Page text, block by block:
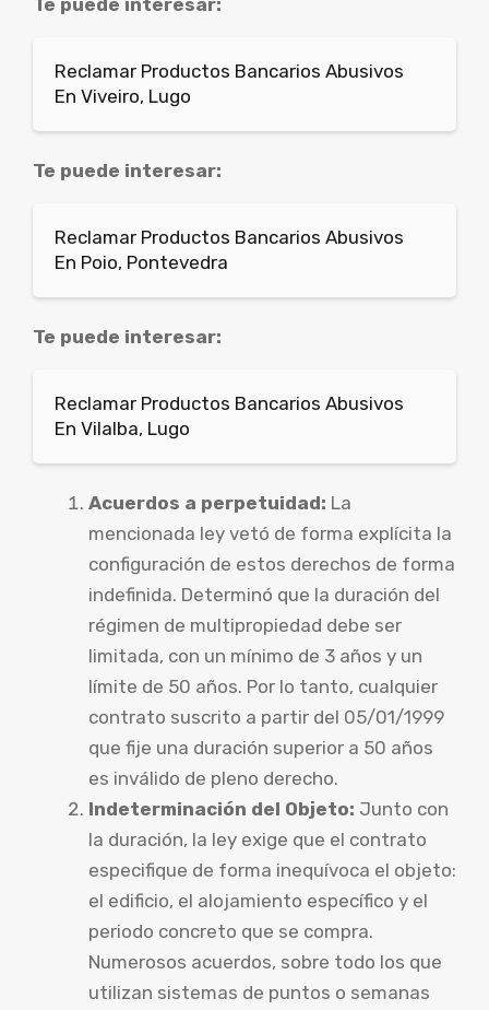
Reclamar Productos Bancarios Abusivos
En Viveiro, Lugo
Te puede interesar:
Reclamar Productos Bancarios Abusivos
En Poio, Pontevedra
Te puede interesar:
Reclamar Productos Bancarios Abusivos
En Vilalba, Lugo
Acuerdos a perpetuidad: La
mencionada ley vetó de forma explícita la
configuración de estos derechos de forma
indefinida. Determinó que la duración del
régimen de multipropiedad debe ser
limitada, con un mínimo de 3 años y un
límite de 50 años. Por lo tanto, cualquier
contrato suscrito a partir del 05/01/1999
que fije una duración superior a 50 años
es inválido de pleno derecho.
Indeterminación del Objeto: Junto con
la duración, la ley exige que el contrato
especifique de forma inequívoca el objeto:
el edificio, el alojamiento específico y el
periodo concreto que se compra.
Numerosos acuerdos, sobre todo los que
utilizan sistemas de puntos o semanas